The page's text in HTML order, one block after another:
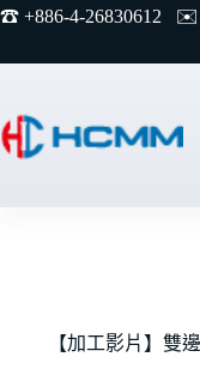
☎︎ +886-4-26830612 ✉️
【加工影片】雙